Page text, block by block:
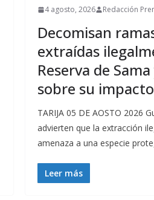
4 agosto, 2026 Redacción
Decomisan
extraídas
Reserva de
sobre su
TARIJA 05 DE AOSTO 2026
advierten que la extracción
amenaza a una especie
Leer más